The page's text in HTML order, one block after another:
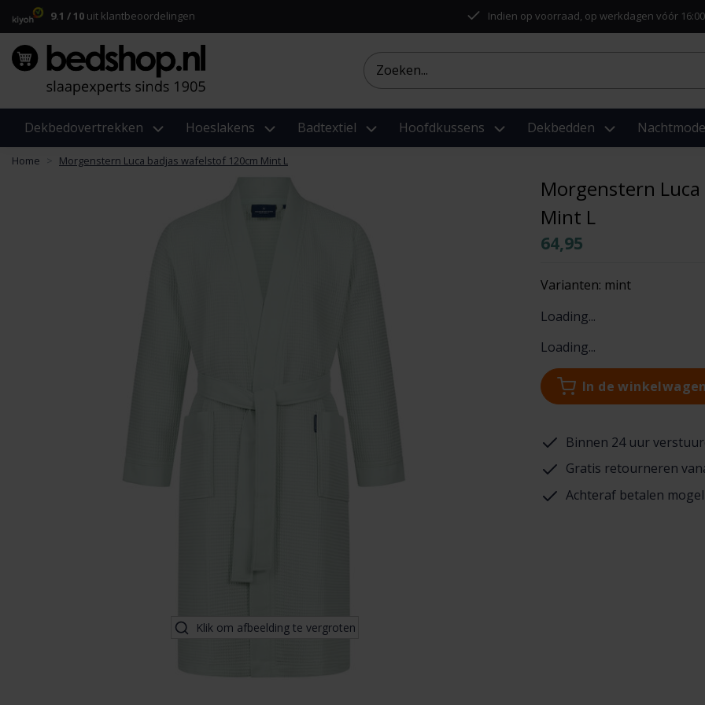
9.1 / 10 uit klantbeoordelingen Indien op voorraad, op werkdagen vóór
Dekbedovertrekken Hoeslakens Badtextiel Hoofdkussens Dekbedden Nachtmode
Home Morgenstern Luca badjas wafelstof 120cm Mint L
Klik om afbeelding te vergroten
Morgenstern
Mint L
64,95
Varianten: mint
Loading...
Loading...
In de winkelwagen
Binnen 24 uur
Gratis retourneren
Achteraf betalen